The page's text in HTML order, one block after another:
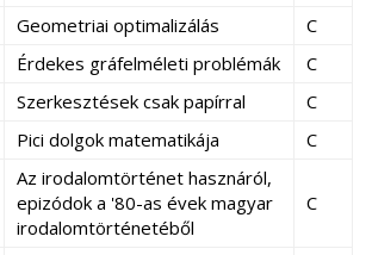
Geometriai optimalizálás
C
Érdekes gráfelméleti problémák
C
Szerkesztések csak papírral
C
Pici dolgok matematikája C
Az irodalomtörténet hasznáról,
epizódok a '80-as évek magyar
irodalomtörténetéből
C